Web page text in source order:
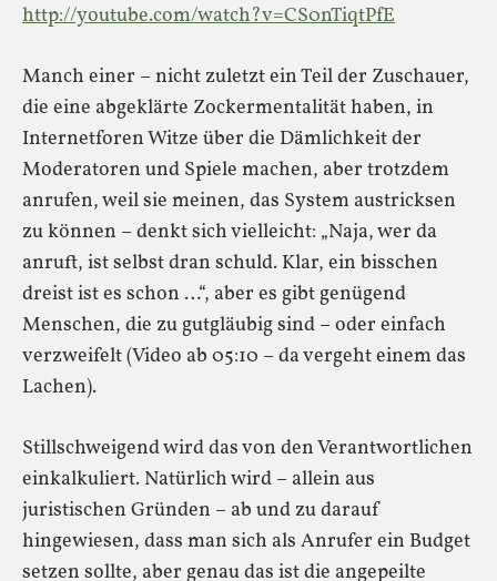
http://youtube.com/watch?v=CS0nTiqtPfE
Manch einer – nicht zuletzt ein Teil der Zuschauer,
die eine abgeklärte Zockermentalität haben, in
Internetforen Witze über die Dämlichkeit der
Moderatoren und Spiele machen, aber trotzdem
anrufen, weil sie meinen, das System austricksen
zu können – denkt sich vielleicht: „Naja, wer da
anruft, ist selbst dran schuld. Klar, ein bisschen
dreist ist es schon …“, aber es gibt genügend
Menschen, die zu gutgläubig sind – oder einfach
verzweifelt (Video ab 05:10 – da vergeht einem das
Lachen).
Stillschweigend wird das von den Verantwortlichen
einkalkuliert. Natürlich wird – allein aus
juristischen Gründen – ab und zu darauf
hingewiesen, dass man sich als Anrufer ein Budget
setzen sollte, aber genau das ist die angepeilte